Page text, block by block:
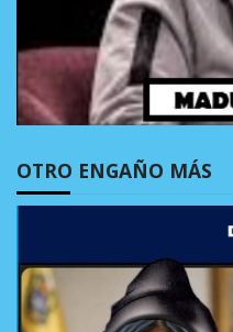
OTRO ENGAÑO MÁS